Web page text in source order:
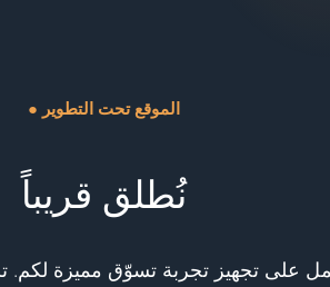
● الموقع تحت التطوير
نُطلق قريباً
على تجهيز تجربة تسوّق مميزة لكم.